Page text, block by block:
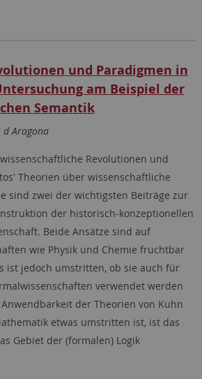
und Paradigmen in
am Beispiel der
Semantik
Aragona
Revolutionen und
Theorien über wissenschaftliche
sind zwei der wichtigsten Beiträge zur
der historisch-konzeptionellen
Beide Ansätze sind auf
wie Physik und Chemie fruchtbar
ist jedoch umstritten, ob sie auch für
verwendet werden
der Theorien von Kuhn
etwas umstritten ist, ist das
Gebiet der (formalen) Logik